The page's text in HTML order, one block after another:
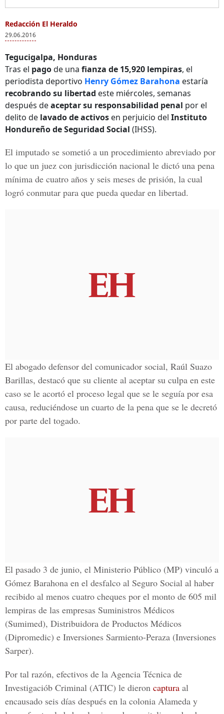
Redacción El Heraldo
29.06.2016
Tegucigalpa, Honduras
Tras el pagode una fianza de 15,920 lempiras, el
periodista deportivo Henry Gómez Barahona estaría
recobrando su libertad este miércoles, semanas
después deaceptar su responsabilidad penal por el
delito de lavado de activos en perjuicio del Instituto
Hondureño de Seguridad Social (IHSS).
El imputado se sometió a un procedimiento abreviado por
lo que un juez con jurisdicción nacional le dictó una pena
mínima de cuatro años y seis meses de prisión, la cual
logró conmutar para que pueda quedar en libertad.
El abogado defensor del comunicador social, Raúl Suazo
Barillas, destacó que su cliente al aceptar su culpa en este
caso se le acortó el proceso legal que se le seguía por esa
causa, reduciéndose un cuarto de la pena que se le decretó
por parte del togado.
El pasado 3 de junio, el Ministerio Público (MP) vinculó a
Gómez Barahona en el desfalco al Seguro Social al haber
recibido al menos cuatro cheques por el monto de 605 mil
lempiras de las empresas Suministros Médicos
(Sumimed), Distribuidora de Productos Médicos
(Dipromedic) e Inversiones Sarmiento-Peraza (Inversiones
Sarper).
Por tal razón, efectivos de la Agencia Técnica de
Investigaciób Criminal (ATIC) le dieron captura al
encausado seis días después en la colonia Alameda y